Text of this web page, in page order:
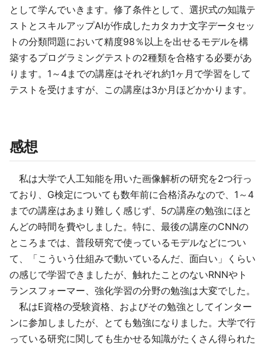
として学んでいきます。修了条件として、選択式の知識テ
ストとスキルアップAIが作成したカタカナ文字データセッ
トの分類問題において精度98％以上を出せるモデルを構
築するプログラミングテストの2種類を合格する必要があ
ります。1～4までの講座はそれぞれ約1ヶ月で学習をして
テストを受けますが、この講座は3か月ほどかかります。
感想
私は大学で人工知能を用いた画像解析の研究を2つ行っ
ており、G検定についても数年前に合格済みなので、1～4
までの講座はあまり難しく感じず、5の講座の勉強にほと
んどの時間を費やしました。特に、最後の講座のCNNの
ところまでは、普段研究で使っているモデルなどについ
て、「こういう仕組みで動いているんだ、面白い」くらい
の感じで学習できましたが、触れたことのないRNNやト
ランスフォーマー、強化学習の分野の勉強は大変でした。
私はE資格の受験資格、およびその勉強としてインター
ンに参加しましたが、とても勉強になりました。大学で行
っている研究に関しても生かせる知識がたくさん得られた